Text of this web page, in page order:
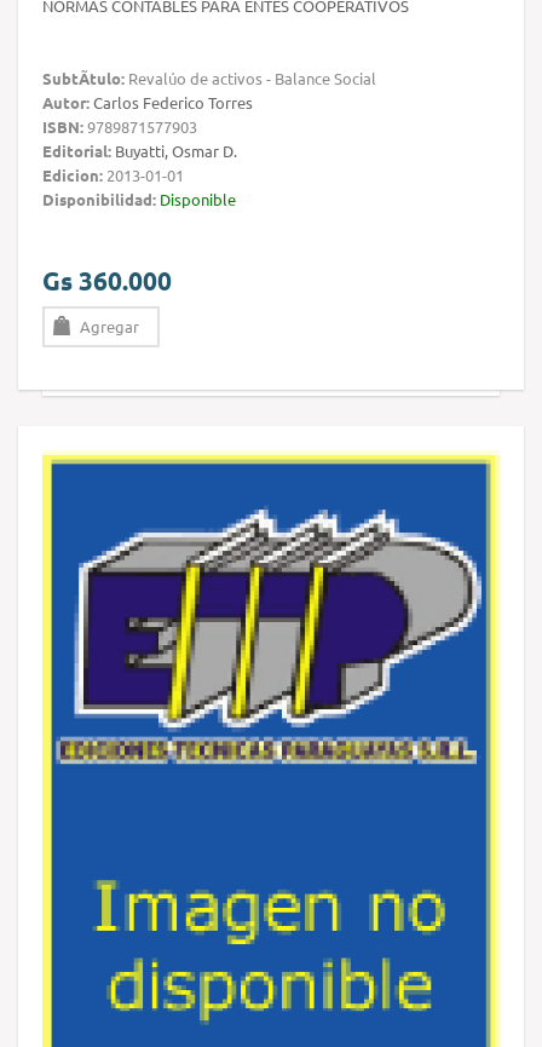
NORMAS CONTABLES PARA ENTES COOPERATIVOS
SubtÃ­tulo: Revalúo de activos - Balance Social
Autor:Carlos Federico Torres
ISBN:9789871577903
Editorial: Buyatti, Osmar D.
Edicion: 2013-01-01
Disponibilidad: Disponible
Gs 360.000
Agregar